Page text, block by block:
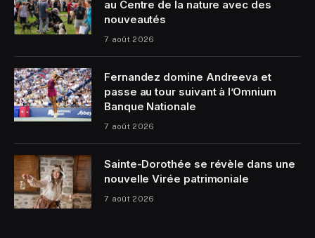
au Centre de la nature avec des
nouveautés
7 août 2026
Fernandez domine Andreeva et
passe au tour suivant à l’Omnium
Banque Nationale
7 août 2026
Sainte-Dorothée se révèle dans une
nouvelle Virée patrimoniale
7 août 2026